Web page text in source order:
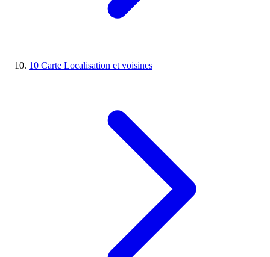
10 Carte Localisation et voisines